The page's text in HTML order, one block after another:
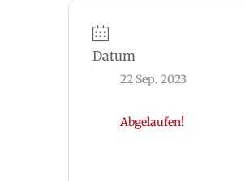
Datum
22 Sep. 2023
Abgelaufen!